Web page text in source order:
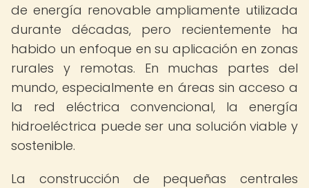
de energía renovable ampliamente utilizada
durante décadas, pero recientemente ha
habido un enfoque en su aplicación en zonas
rurales y remotas. En muchas partes del
mundo, especialmente en áreas sin acceso a
la red eléctrica convencional, la energía
hidroeléctrica puede ser una solución viable y
sostenible.
La construcción de pequeñas centrales